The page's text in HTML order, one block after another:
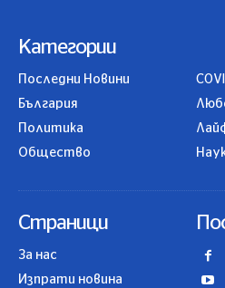
Категории
Последни Новини
България
Политика
Общество
Страници
За нас
Изпрати новина